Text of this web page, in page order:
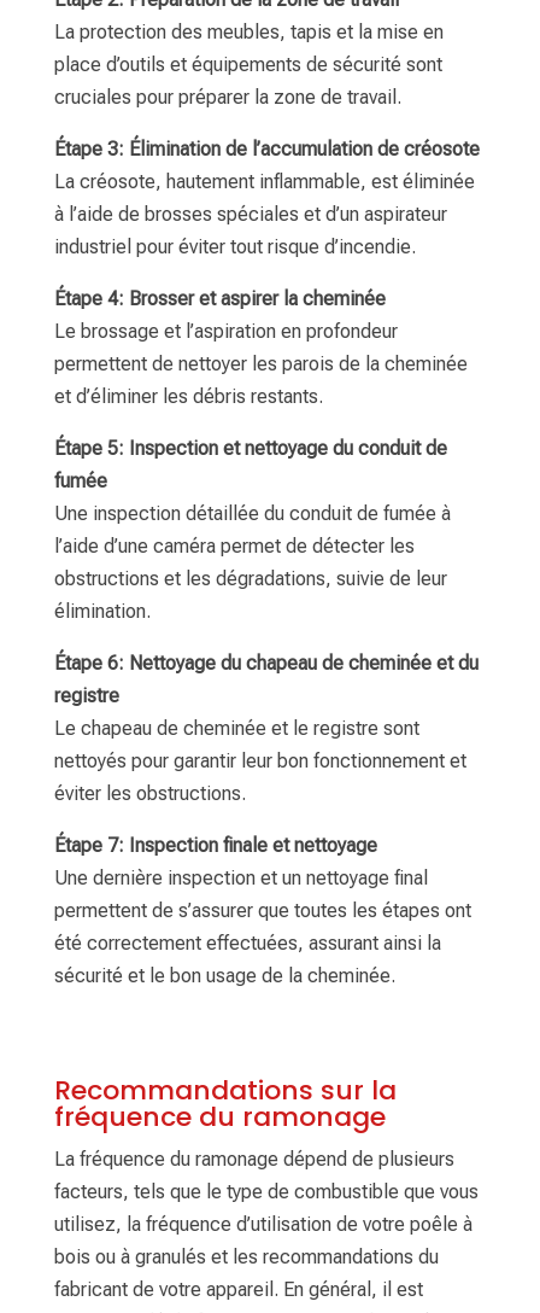
La protection des meubles, tapis et la mise en
place d’outils et équipements de sécurité sont
cruciales pour préparer la zone de travail.
Étape 3: Élimination de l’accumulation de créosote
La créosote, hautement inflammable, est éliminée
à l’aide de brosses spéciales et d’un aspirateur
industriel pour éviter tout risque d’incendie.
Étape 4: Brosser et aspirer la cheminée
Le brossage et l’aspiration en profondeur
permettent de nettoyer les parois de la cheminée
et d’éliminer les débris restants.
Étape 5: Inspection et nettoyage du conduit de
fumée
Une inspection détaillée du conduit de fumée à
l’aide d’une caméra permet de détecter les
obstructions et les dégradations, suivie de leur
élimination.
Étape 6: Nettoyage du chapeau de cheminée et du
registre
Le chapeau de cheminée et le registre sont
nettoyés pour garantir leur bon fonctionnement et
éviter les obstructions.
Étape 7: Inspection finale et nettoyage
Une dernière inspection et un nettoyage final
permettent de s’assurer que toutes les étapes ont
été correctement effectuées, assurant ainsi la
sécurité et le bon usage de la cheminée.
Recommandations sur la
fréquence du ramonage
La fréquence du ramonage dépend de plusieurs
facteurs, tels que le type de combustible que vous
utilisez, la fréquence d’utilisation de votre poêle à
bois ou à granulés et les recommandations du
fabricant de votre appareil. En général, il est